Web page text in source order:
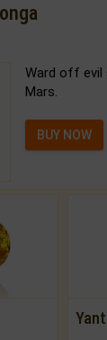
Ward off evil
Mars.
BUY NOW